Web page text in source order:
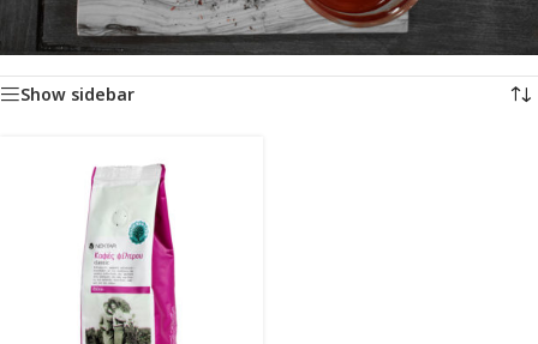
Αρχική σελίδα/Προϊόντα με ετικέτα “decaffeinate”
Εμφάνιση του μοναδικού αποτελέσματος
Show sidebar